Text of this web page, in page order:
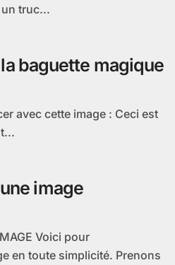
truc...
baguette magique
image
en toute simplicité. Prenons